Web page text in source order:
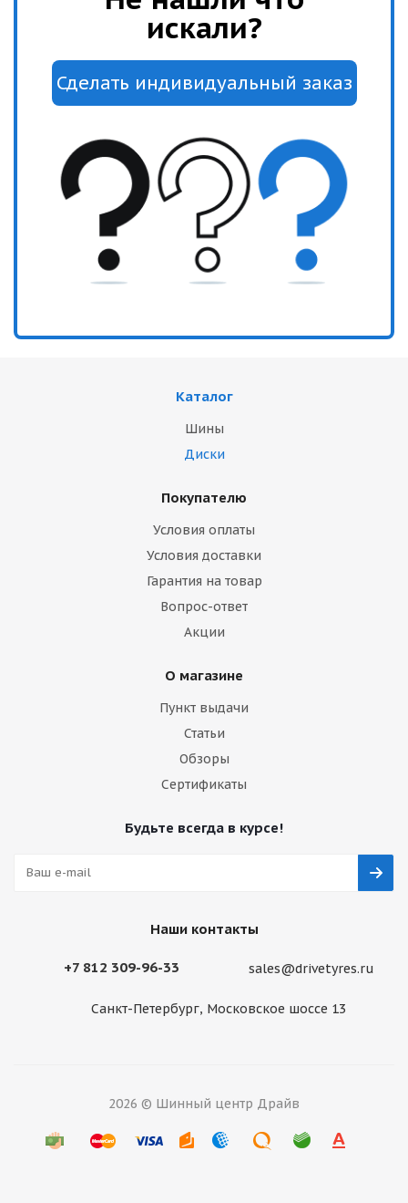
искали?
Каталог
Шины
Диски
Покупателю
Условия оплаты
Условия доставки
Гарантия на товар
Вопрос-ответ
Акции
О магазине
Пункт выдачи
Статьи
Обзоры
Сертификаты
Будьте всегда в курсе!
Наши контакты
+7 812 309-96-33 sales@drivetyres.ru
Санкт-Петербург, Московское шоссе 13
2026 © Шинный центр Драйв